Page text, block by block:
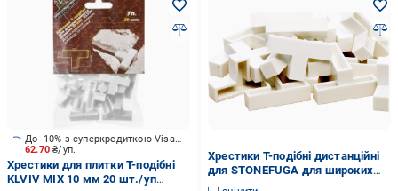
62.70₴/уп.
До -10% з суперкредиткою Visa Вигода
Хрестики для плитки Т-подібні
KLVIV MIX 10 мм 20 шт./уп
Хрестики Т-подібні дистанційні
для STONEFUGA для широких
швів 10 мм 20 шт.